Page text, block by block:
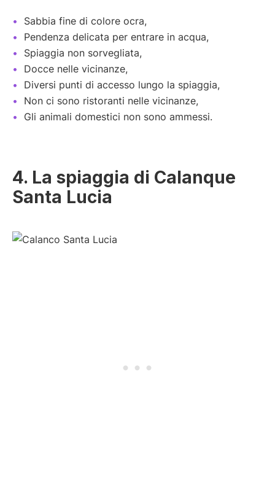
Sabbia fine di colore ocra,
Pendenza delicata per entrare in acqua,
Spiaggia non sorvegliata,
Docce nelle vicinanze,
Diversi punti di accesso lungo la spiaggia,
Non ci sono ristoranti nelle vicinanze,
Gli animali domestici non sono ammessi.
4. La spiaggia di Calanque
Santa Lucia